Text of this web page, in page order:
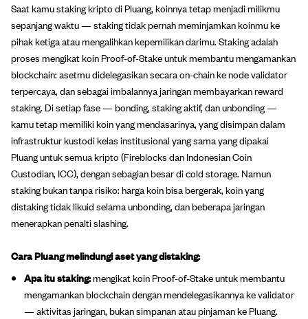
Saat kamu staking kripto di Pluang, koinnya tetap menjadi milikmu
sepanjang waktu — staking tidak pernah meminjamkan koinmu ke
pihak ketiga atau mengalihkan kepemilikan darimu. Staking adalah
proses mengikat koin Proof-of-Stake untuk membantu mengamankan
blockchain: asetmu didelegasikan secara on-chain ke node validator
terpercaya, dan sebagai imbalannya jaringan membayarkan reward
staking. Di setiap fase — bonding, staking aktif, dan unbonding —
kamu tetap memiliki koin yang mendasarinya, yang disimpan dalam
infrastruktur kustodi kelas institusional yang sama yang dipakai
Pluang untuk semua kripto (Fireblocks dan Indonesian Coin
Custodian, ICC), dengan sebagian besar di cold storage. Namun
staking bukan tanpa risiko: harga koin bisa bergerak, koin yang
distaking tidak likuid selama unbonding, dan beberapa jaringan
menerapkan penalti slashing.
Cara Pluang melindungi aset yang distaking:
Apa itu staking:mengikat koin Proof-of-Stake untuk membantu
mengamankan blockchain dengan mendelegasikannya ke validator
— aktivitas jaringan, bukan simpanan atau pinjaman ke Pluang.